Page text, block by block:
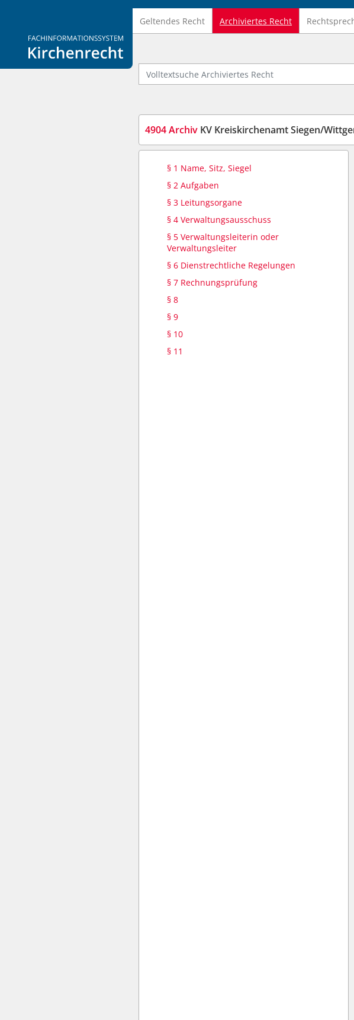
Logo Fachinformationssystem Kirchenrecht
Geltendes Recht Archiviertes Recht
Volltextsuche Archiviertes Recht
4904 Archiv KV Kreiskirchenamt Siegen/
§ 1 Name, Sitz, Siegel
§ 2 Aufgaben
§ 3 Leitungsorgane
§ 4 Verwaltungsausschuss
§ 5 Verwaltungsleiterin oder
Verwaltungsleiter
§ 6 Dienstrechtliche Regelungen
§ 7 Rechnungsprüfung
§ 8
§ 9
§ 10
§ 11